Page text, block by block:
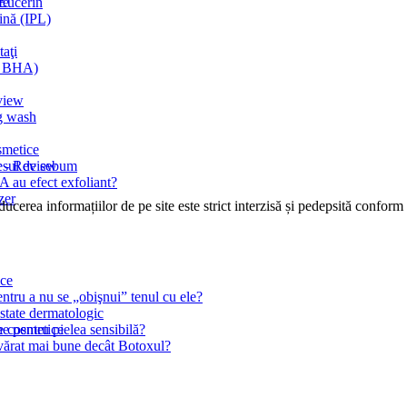
- Review
de sebum
(IPL)
cosmetice
BHA)
wash
au efect exfoliant?
a nu se „obişnui” tenul cu ele?
dermatologic
pentru pielea sensibilă?
mai bune decât Botoxul?
informațiilor de pe site este strict interzisă și pedepsită